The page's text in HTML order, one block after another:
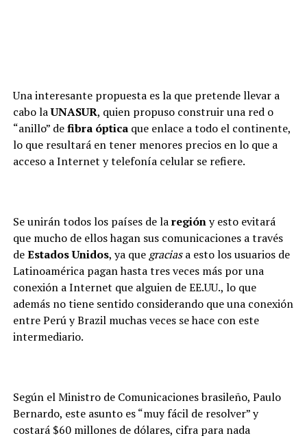
Una interesante propuesta es la que pretende llevar a
cabo laUNASUR, quien propuso construir una red o
“anillo” defibra ópticaque enlace a todo el continente,
lo que resultará en tener menores precios en lo que a
acceso a Internet y telefonía celular se refiere.
Se unirán todos los países de laregióny esto evitará
que mucho de ellos hagan sus comunicaciones a través
deEstados Unidos, ya quegraciasa esto los usuarios de
Latinoamérica pagan hasta tres veces más por una
conexión a Internet que alguien de EE.UU., lo que
además no tiene sentido considerando que una conexión
entre Perú y Brazil muchas veces se hace con este
intermediario.
Según el Ministro de Comunicaciones brasileño, Paulo
Bernardo, este asunto es “muy fácil de resolver” y
costará $60 millones de dólares, cifra para nada